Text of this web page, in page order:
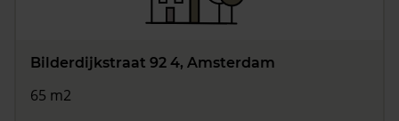
Bilderdijkstraat 92 4, Amsterdam
65 m2